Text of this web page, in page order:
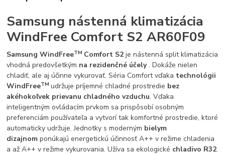
Samsung nástenná klimatizácia
WindFree Comfort S2 AR60F09
Samsung WindFreeTM Comfort S2je nástenná split klimatizácia
vhodná predovšetkým na rezidenčné účely. Dokáže nielen
chladiť, ale aj účinne vykurovať. Séria Comfort vďaka technológii
WindFreeTMudržuje príjemné chladné prostredie bez
akéhokoľvek prievanu chladného vzduchu. Vďaka
inteligentným ovládacím prvkom sa prispôsobí osobným
preferenciám používateľa a vytvorí tak komfortné prostredie, ktoré
automaticky udržuje. Jednotky s moderným bielym
dizajnomponúkajú energetickú účinnosť A++ v režime chladenia
a až A++ v režime vykurovania. Užíva sa ekologické chladivo R32.